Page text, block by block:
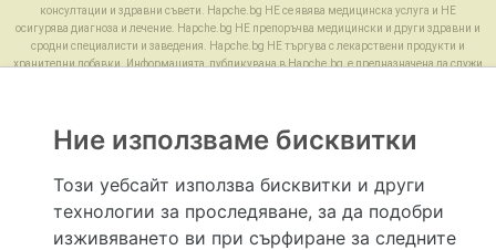
консултации и здравни съвети. Hapche.bg НЕ се явява медицинска услуга и НЕ
осигурява диагноза и лечение. Hapche.bg НЕ препоръчва медицински и други здравни и
сродни специалисти и заведения. Hapche.bg НЕ търгува с лекарствени продукти и
хранителни добавки. Информацията, публикувана в Hapche.bg, е предназначена да служи
се самодиагностицирайте и НЕ се самолекувайте – самодиагностиката и самолечението
могат да бъдат опасни за вашето здраве! При поява на симптом(и) на заболяване
като спешно, позвънете на денонощния безплатен общоевропейски телефонен номер за
спешни повиквания 112 за връзка с местния център за спешна медицинска помощ!
Ние използваме бисквитки
Този уебсайт използва бисквитки и други
технологии за проследяване, за да подобри
изживяването ви при сърфиране за следните